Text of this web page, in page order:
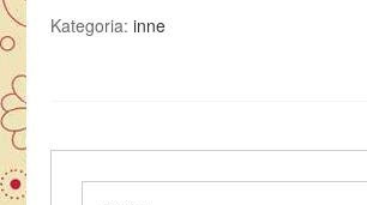
Kategoria:inne